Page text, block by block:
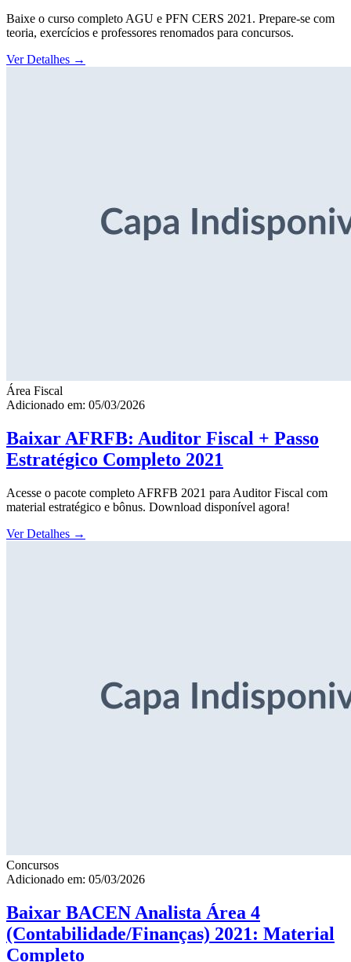
Baixe o curso completo AGU e PFN CERS 2021. Prepare-se com
teoria, exercícios e professores renomados para concursos.
Ver Detalhes →
Área Fiscal
Adicionado em: 05/03/2026
Baixar AFRFB: Auditor Fiscal + Passo
Estratégico Completo 2021
Acesse o pacote completo AFRFB 2021 para Auditor Fiscal com
material estratégico e bônus. Download disponível agora!
Ver Detalhes →
Concursos
Adicionado em: 05/03/2026
Baixar BACEN Analista Área 4
(Contabilidade/Finanças) 2021: Material
Completo